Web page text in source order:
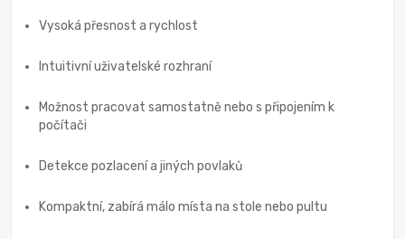
Vysoká přesnost a rychlost
Intuitivní uživatelské rozhraní
Možnost pracovat samostatně nebo s připojením k
počítači
Detekce pozlacení a jiných povlaků
Kompaktní, zabírá málo místa na stole nebo pultu